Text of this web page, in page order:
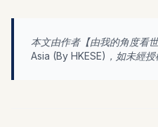
本文由作者【由我的角度看
Asia (By HKESE)，如未經授